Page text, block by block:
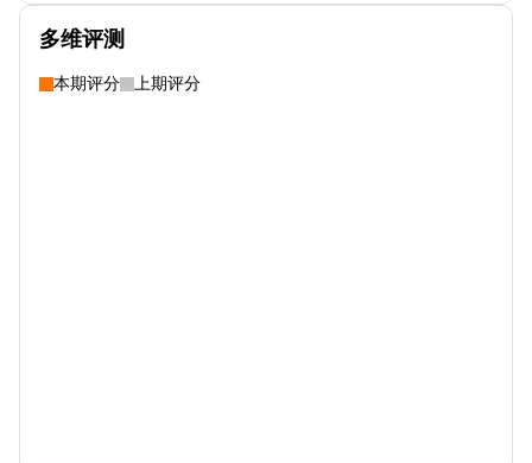
多维评测
本期评分 上期评分